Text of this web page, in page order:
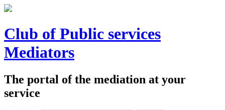
Club of Public services
Mediators
The portal of the mediation at your
service